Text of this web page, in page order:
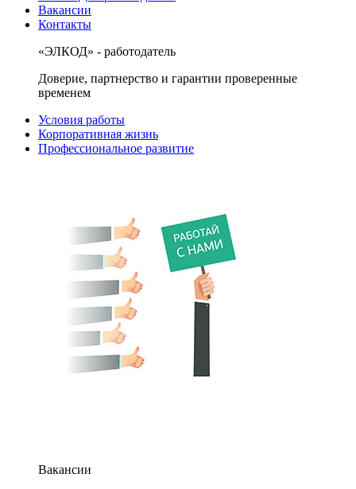
Вакансии
Контакты
«ЭЛКОД» - работодатель
Доверие, партнерство и гарантии проверенные
временем
Условия работы
Корпоративная жизнь
Профессиональное развитие
Вакансии